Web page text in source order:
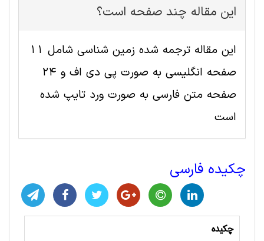
این مقاله چند صفحه است؟
این مقاله ترجمه شده زمین شناسی شامل 11
صفحه انگلیسی به صورت پی دی اف و 24
صفحه متن فارسی به صورت ورد تایپ شده
است
چکیده فارسی
چکیده